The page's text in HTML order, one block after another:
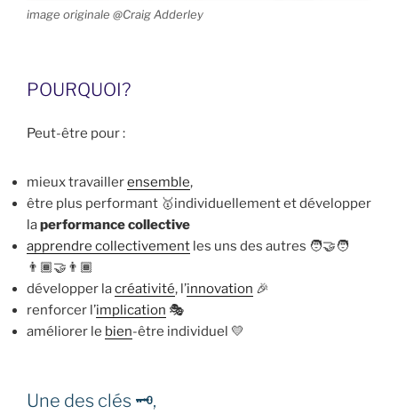
image originale @Craig Adderley
POURQUOI?
Peut-être pour :
mieux travaillerensemble,
être plus performant 🥇individuellement et développer
laperformance collective
apprendre collectivement les uns des autres 🧑‍🤝‍🧑
👨🏾‍🤝‍👨🏾
développer lacréativité, l’innovation 🎉
renforcer l’implication 🎭
améliorer le bien-être individuel 💛
Une des clés 🗝️,